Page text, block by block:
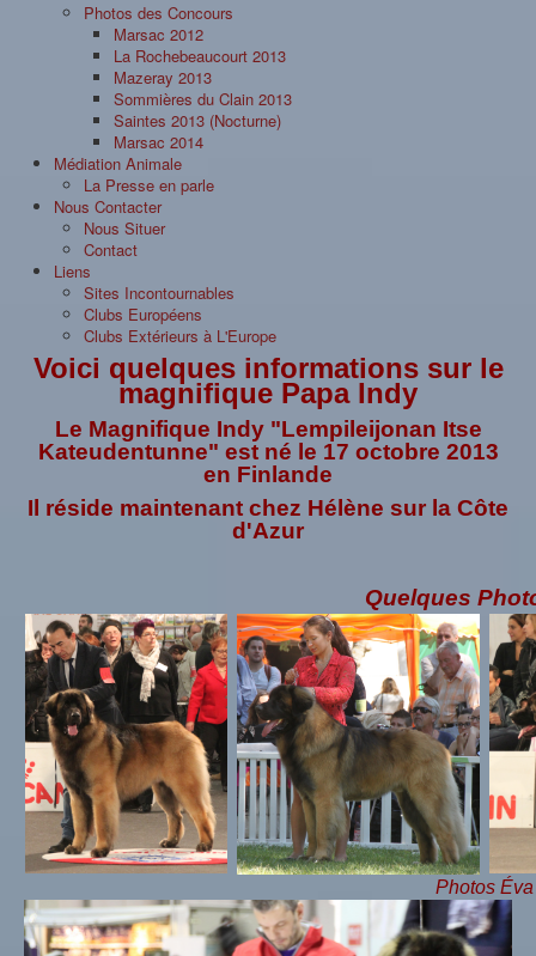
Photos des Concours
Marsac 2012
La Rochebeaucourt 2013
Mazeray 2013
Sommières du Clain 2013
Saintes 2013 (Nocturne)
Marsac 2014
Médiation Animale
La Presse en parle
Nous Contacter
Nous Situer
Contact
Liens
Sites Incontournables
Clubs Européens
Clubs Extérieurs à L'Europe
Voici quelques informations sur le
magnifique Papa Indy
Le Magnifique Indy "Lempileijonan Itse
Kateudentunne" est né le 17 octobre 2013
en Finlande
Il réside maintenant chez Hélène sur la Côte
d'Azur
Quelques
Photos